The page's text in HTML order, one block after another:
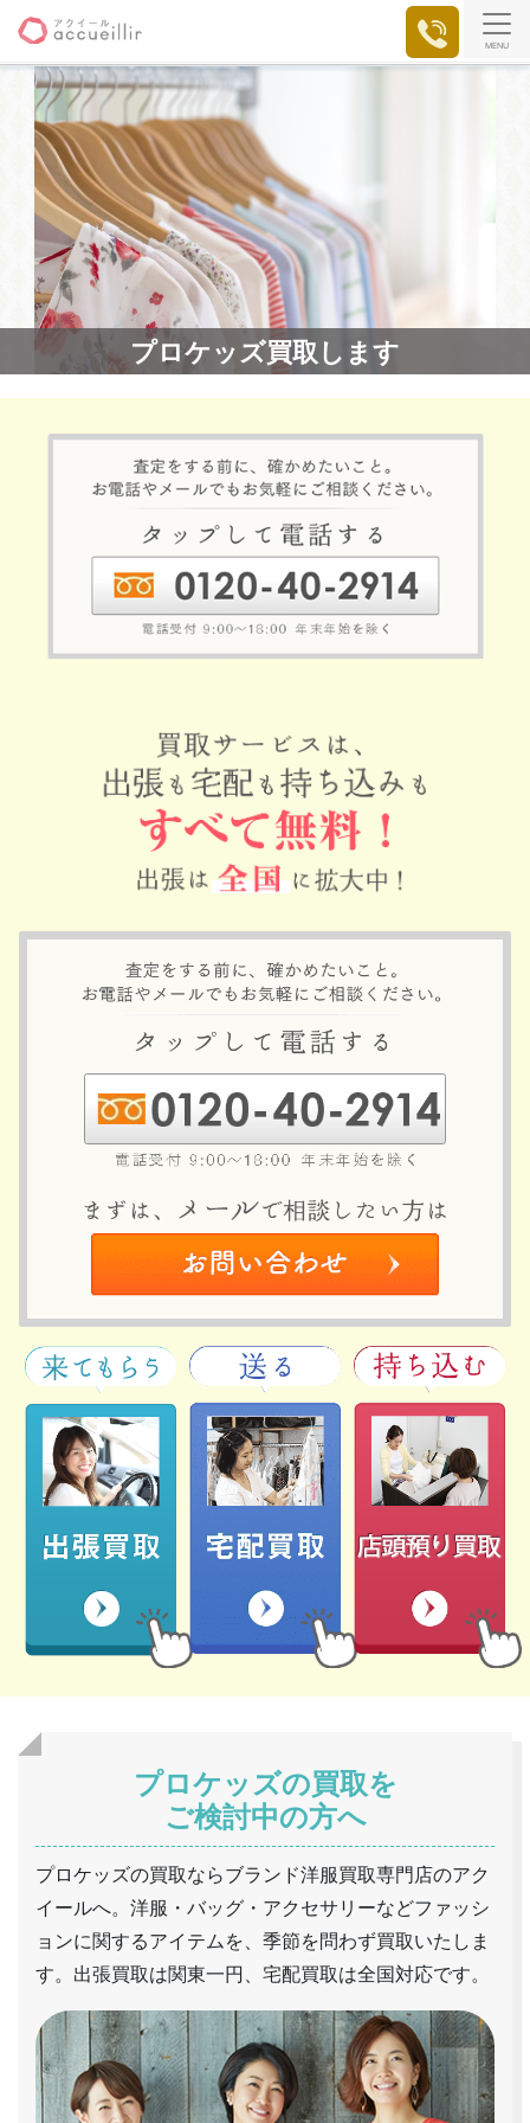
MENU
プロケッズ買取します
プロケッズの買取を
ご検討中の方へ
プロケッズの買取ならブランド洋服買取専門店のアク
イールへ。洋服・バッグ・アクセサリーなどファッシ
ョンに関するアイテムを、季節を問わず買取いたしま
す。出張買取は関東一円、宅配買取は全国対応です。